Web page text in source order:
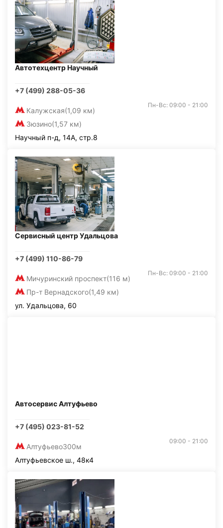
Автотехцентр Научный
+7 (499) 288-05-36
Калужская(1,09 км)
Зюзино(1,57 км)
Пн-Вс: 09:00 - 21:00
Научный п-д, 14А, стр.8
Сервисный центр Удальцова
+7 (499) 110-86-79
Мичуринский проспект(116 м)
Пр-т Вернадского(1,49 км)
Пн-Вс: 09:00 - 21:00
ул. Удальцова, 60
Автосервис Алтуфьево
+7 (495) 023-81-52
Алтуфьево300м
09:00 - 21:00
Алтуфьевское ш., 48к4